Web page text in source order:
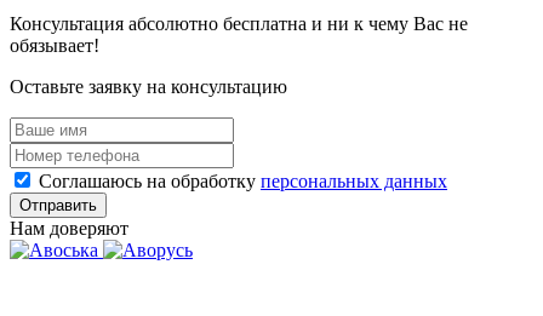
Консультация абсолютно бесплатна и ни к чему Вас не
обязывает!
Оставьте заявку на консультацию
Соглашаюсь на обработку персональных данных
Отправить
Нам доверяют